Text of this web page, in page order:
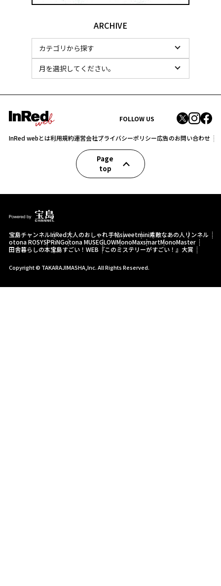
ARCHIVE
FOLLOW US
InRed webとは利用規約運営会社プライバシーポリシー広告のお問い合わせ
Page
top
宝島チャンネルInRed大人のおしゃれ手帖sweetmini素敵なあの人 リンネル
otona ROSYSPRiNGotona MUSEGLOWMonoMaxsmartMonoMaster
田舎暮らしの本宝島すごい！WEB 『このミステリーがすごい！』大賞
Copyright © TAKARAJIMASHA,Inc. All Rights Reserved.